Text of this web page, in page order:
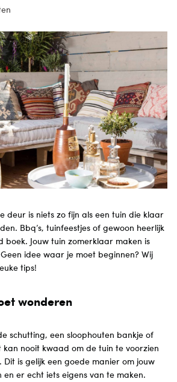
deur is niets zo fijn als een tuin die klaar
Bbq’s, tuinfeestjes of gewoon heerlijk
boek. Jouw tuin zomerklaar maken is
idee waar je moet beginnen? Wij
tips!
wonderen
schutting, een sloophouten bankje of
nooit kwaad om de tuin te voorzien
Dit is gelijk een goede manier om jouw
er echt iets eigens van te maken.